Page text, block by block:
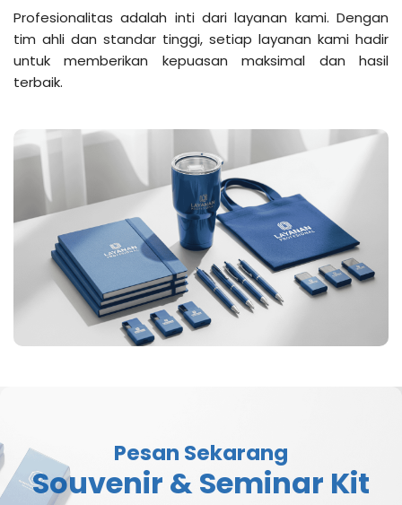
Profesionalitas adalah inti dari layanan kami. Dengan
tim ahli dan standar tinggi, setiap layanan kami hadir
untuk memberikan kepuasan maksimal dan hasil
terbaik.
Pesan Sekarang
Souvenir & Seminar Kit